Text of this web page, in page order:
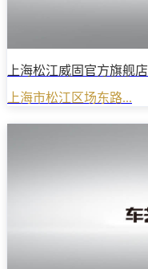
上海松江威固官方旗舰店
上海市松江区场东路...